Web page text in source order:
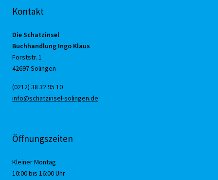
Kontakt
Die Schatzinsel
Buchhandlung Ingo Klaus
Forststr. 1
42697 Solingen
(0212) 38 32 95 10
info@schatzinsel-solingen.de
Öffnungszeiten
Kleiner Montag
10:00 bis 16:00 Uhr